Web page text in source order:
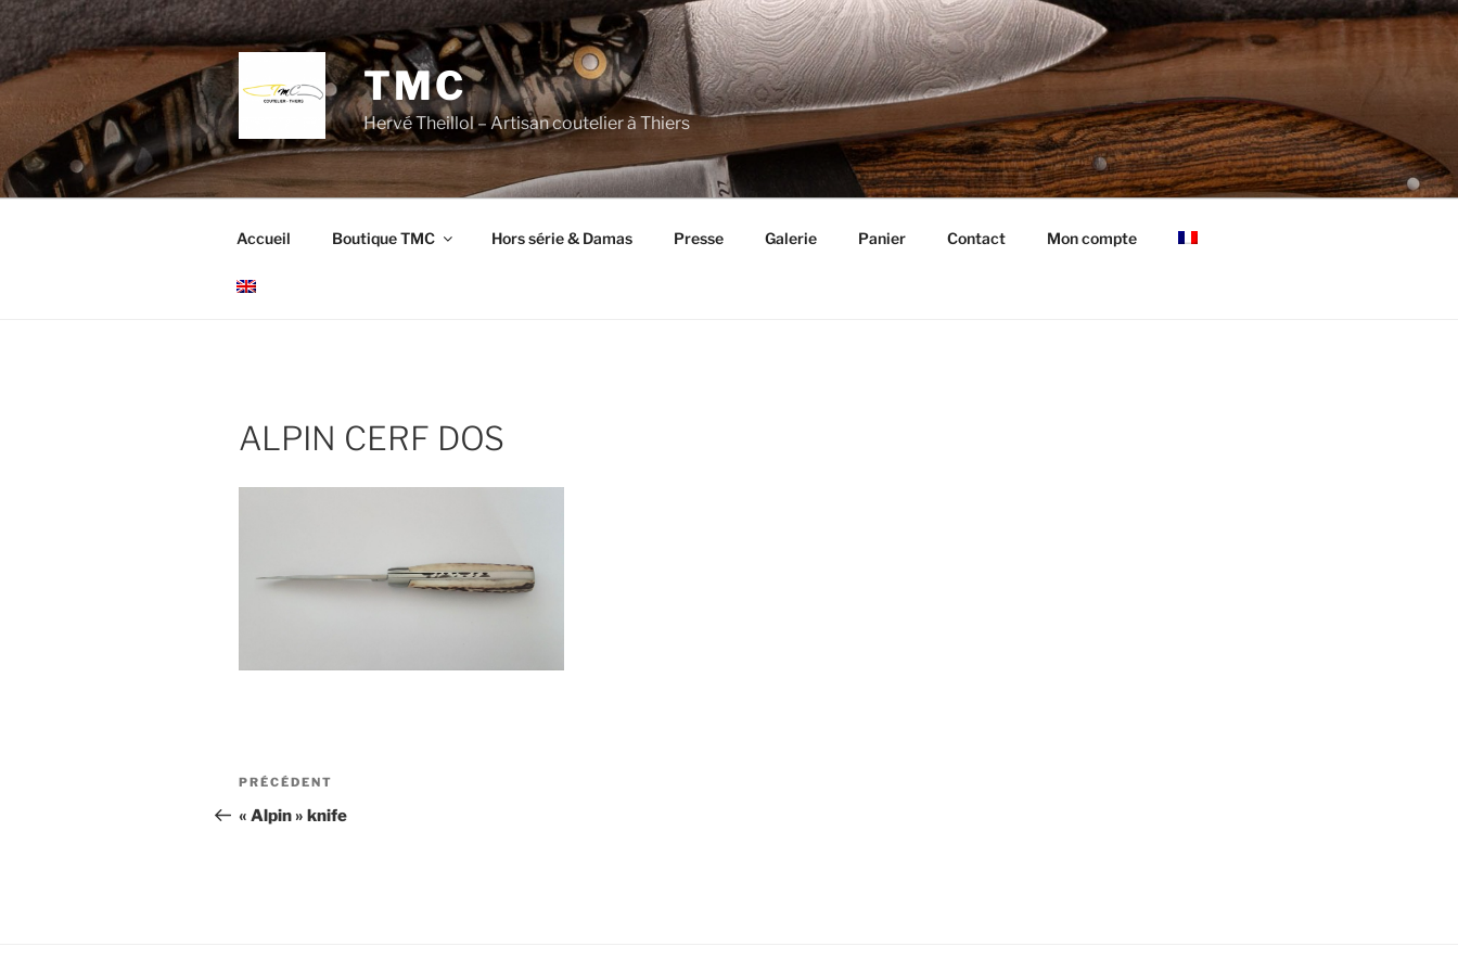
Aller
au
contenu
principal
TMC
Hervé Theillol – Artisan coutelier à Thiers
Accueil Boutique TMC Hors série & Damas Presse Galerie Panier Contact Mon compte
ALPIN CERF DOS
Navigation
de
Article
précédent
PRÉCÉDENT
« Alpin » knife